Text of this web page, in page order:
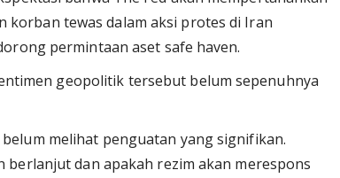
korban tewas dalam aksi protes di Iran
permintaan aset safe haven.
geopolitik tersebut belum sepenuhnya
melihat penguatan yang signifikan.
dan apakah rezim akan merespons